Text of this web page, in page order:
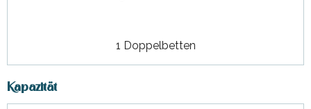
1 Doppelbetten
Kapazität